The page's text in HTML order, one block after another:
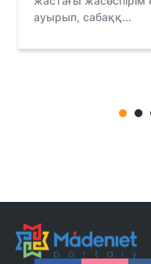
ауырып, сабаққ...